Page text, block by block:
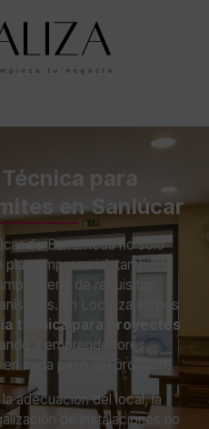
para
en Sanlúcar
de Barrameda no solo
empresarial: también
serie de requisitos
En Localiza somos
técnica para proyectos
a emprendedores,
cada paso del proceso.
adecuación del local, la
de instalaciones no